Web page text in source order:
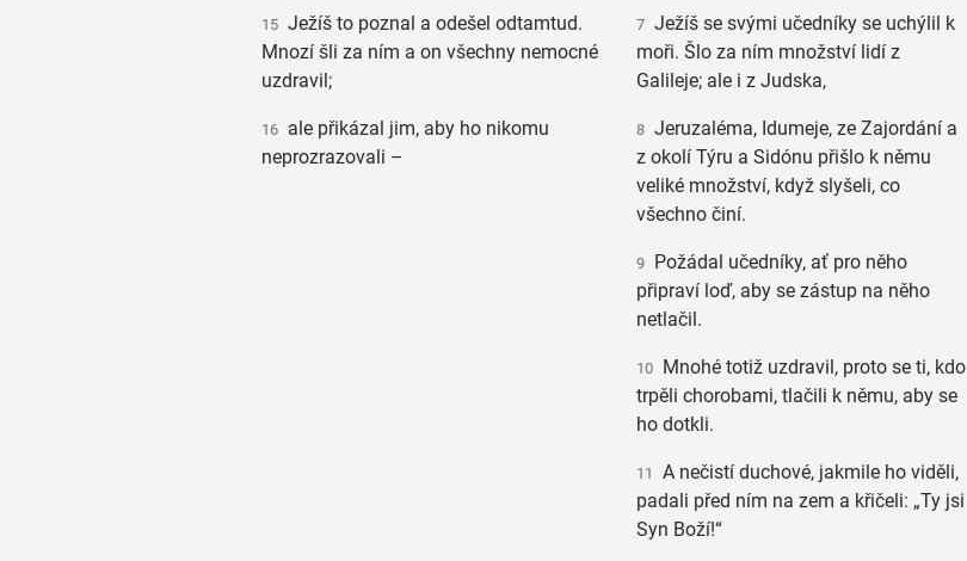
15Ježíš to poznal a odešel odtamtud.
Mnozí šli za ním a on všechny nemocné
uzdravil;
16ale přikázal jim, aby ho nikomu
neprozrazovali –
7Ježíš se svými učedníky se uchýlil k
moři. Šlo za ním množství lidí z
Galileje; ale i z Judska,
8Jeruzaléma, Idumeje, ze Zajordání a
z okolí Týru a Sidónu přišlo k němu
veliké množství, když slyšeli, co
všechno činí.
9Požádal učedníky, ať pro něho
připraví loď, aby se zástup na něho
netlačil.
10Mnohé totiž uzdravil, proto se ti, kdo
trpěli chorobami, tlačili k němu, aby se
ho dotkli.
11
A nečistí duchové, jakmile ho viděli,
padali před ním na zem a křičeli: „Ty jsi
Syn Boží!“